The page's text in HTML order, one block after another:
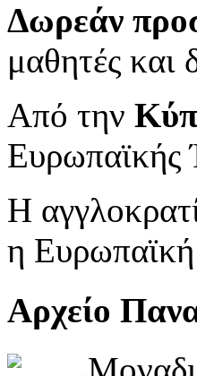
Δωρεάν
μαθητές και
Από την
Ευρωπαϊκής
Η
η
Αρχείο